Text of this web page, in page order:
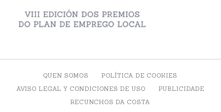
QUEN SOMOS
POLÍTICA DE COOKIES
AVISO LEGAL Y CONDICIONES DE USO
PUBLICIDADE
RECUNCHOS DA COSTA